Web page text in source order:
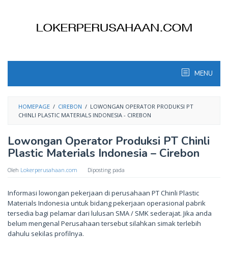
MENU
HOMEPAGE / CIREBON / LOWONGAN OPERATOR PRODUKSI PT
CHINLI PLASTIC MATERIALS INDONESIA - CIREBON
Lowongan Operator Produksi PT Chinli
Plastic Materials Indonesia – Cirebon
Oleh Lokerperusahaan.com Diposting pada
Informasi lowongan pekerjaan di perusahaan PT Chinli Plastic
Materials Indonesia untuk bidang pekerjaan operasional pabrik
tersedia bagi pelamar dari lulusan SMA / SMK sederajat. Jika anda
belum mengenal Perusahaan tersebut silahkan simak terlebih
dahulu sekilas profilnya.